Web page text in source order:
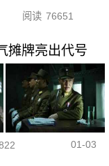
阅读 76651
摊牌亮出代号
01-03